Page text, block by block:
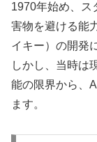
1970年始め、ス
害物を避ける能
イキー）の開発
しかし、当時は
能の限界から、
ます。